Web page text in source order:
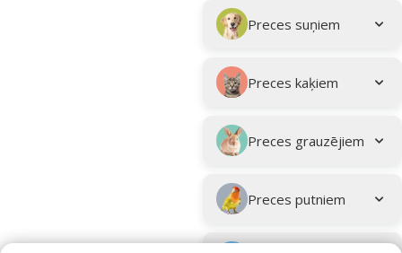
Apakškategorija
Preces suņiem
Preces kaķiem
Preces grauzējiem
Preces putniem